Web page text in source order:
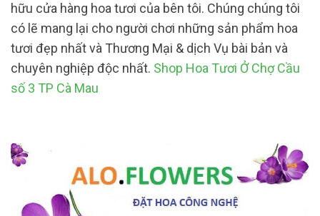
hữu cửa hàng hoa tươi của bên tôi. Chúng chúng tôi
có lẽ mang lại cho người chơi những sản phẩm hoa
tươi đẹp nhất và Thương Mại & dịch Vụ bài bản và
chuyên nghiệp độc nhất. Shop Hoa Tươi Ở Chợ Cầu
số 3 TP Cà Mau